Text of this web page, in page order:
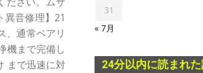
異音修理】21
、通常ベアリ
機まで完備し
まで迅速に対
31
« 7月
24分以内に読まれ